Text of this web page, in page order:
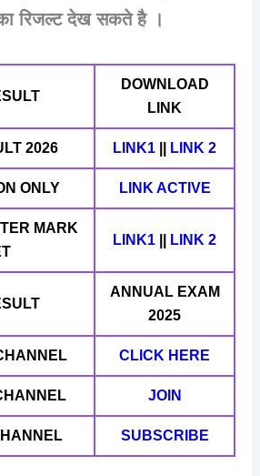
रिजल्ट देख सकते है ।
DOWNLOAD
LINK
2026 LINK1 LINK 2
ONLY LINK ACTIVE
MARK
LINK1 LINK 2
ANNUAL EXAM
2025
CLICK HERE
JOIN
SUBSCRIBE